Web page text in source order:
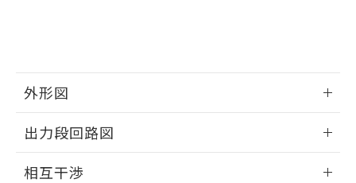
外形図
外形図
出力段回路図
相互干渉
引・商談に必要な範囲で利用すること
※当社の共同利用者とは、"個人情報
の共同利用に関して"
用者の範囲」に記載されている法人を
とができます。
EU RoHS指令（10物質）の非含有証明書
※本証明書は発行日時点で非含有を証明す
るもので、過去に遡って非含有を証明する
ものではありません。
合意する キャンセル